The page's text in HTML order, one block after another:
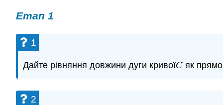
Етап 1
1
Дайте рівняння довжини дуги кривоїC
C як
2